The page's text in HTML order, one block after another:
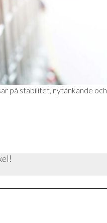
på stabilitet, nytänkande och